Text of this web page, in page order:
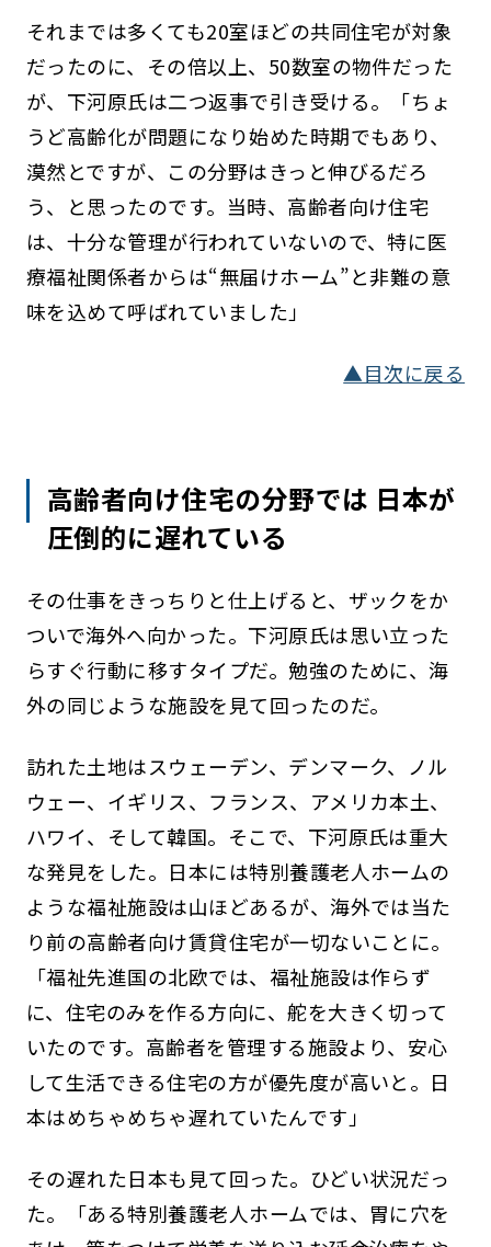
それまでは多くても20室ほどの共同住宅が対象
だったのに、その倍以上、50数室の物件だった
が、下河原氏は二つ返事で引き受ける。「ちょ
うど高齢化が問題になり始めた時期でもあり、
漠然とですが、この分野はきっと伸びるだろ
う、と思ったのです。当時、高齢者向け住宅
は、十分な管理が行われていないので、特に医
療福祉関係者からは“無届けホーム”と非難の意
味を込めて呼ばれていました」
▲目次に戻る
高齢者向け住宅の分野では 日本が
圧倒的に遅れている
その仕事をきっちりと仕上げると、ザックをか
ついで海外へ向かった。下河原氏は思い立った
らすぐ行動に移すタイプだ。勉強のために、海
外の同じような施設を見て回ったのだ。
訪れた土地はスウェーデン、デンマーク、ノル
ウェー、イギリス、フランス、アメリカ本土、
ハワイ、そして韓国。そこで、下河原氏は重大
な発見をした。日本には特別養護老人ホームの
ような福祉施設は山ほどあるが、海外では当た
り前の高齢者向け賃貸住宅が一切ないことに。
「福祉先進国の北欧では、福祉施設は作らず
に、住宅のみを作る方向に、舵を大きく切って
いたのです。高齢者を管理する施設より、安心
して生活できる住宅の方が優先度が高いと。日
本はめちゃめちゃ遅れていたんです」
その遅れた日本も見て回った。ひどい状況だっ
た。「ある特別養護老人ホームでは、胃に穴を